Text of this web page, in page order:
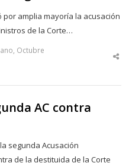
amplia mayoría la acusación
de la Corte…
Octubre
AC contra
segunda Acusación
de la destituida de la Corte